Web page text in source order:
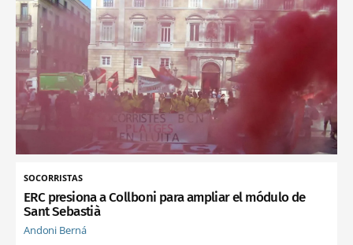
SOCORRISTAS
ERC presiona a Collboni para ampliar el módulo de
Sant Sebastià
Andoni Berná